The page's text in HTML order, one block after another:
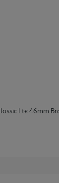
Lte 46mm